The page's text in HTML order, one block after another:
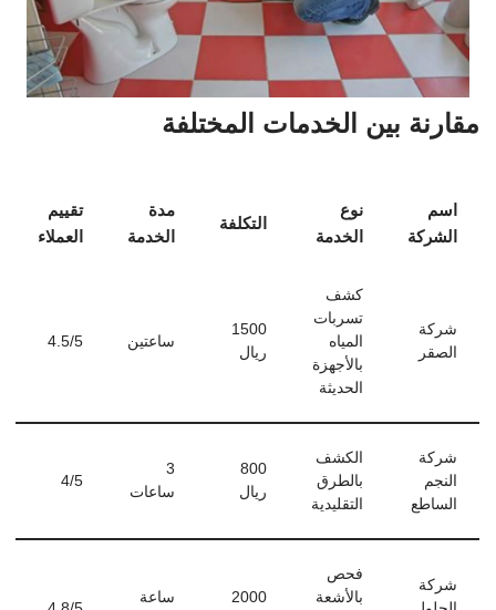
مقارنة بين الخدمات المختلفة
اسم
الشركة
نوع
الخدمة
التكلفة
مدة
الخدمة
تقييم
العملاء
شركة
الصقر
كشف
تسربات
المياه
بالأجهزة
الحديثة
1500
ريال
ساعتين 4.5/5
شركة
النجم
الساطع
الكشف
بالطرق
التقليدية
800
ريال
3
ساعات
4/5
شركة
فحص
بالأشعة
2000 ساعة